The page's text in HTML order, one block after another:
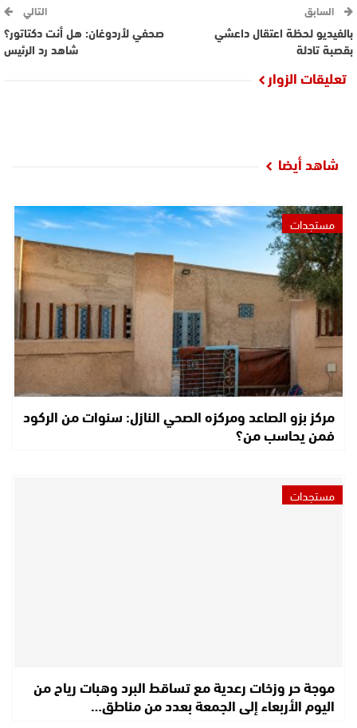
السابق
بالفيديو لحظة اعتقال داعشي
بقصبة تادلة
التالي
صحفي لأردوغان: هل أنت دكتاتور؟
شاهد رد الرئيس
تعليقات الزوار
شاهد أيضا
مستجدات
مركز بزو الصاعد ومركزه الصحي النازل: سنوات من الركود
فمن يحاسب من؟
مستجدات
موجة حر وزخات رعدية مع تساقط البرد وهبات رياح من
اليوم الأربعاء إلى الجمعة بعدد من مناطق…